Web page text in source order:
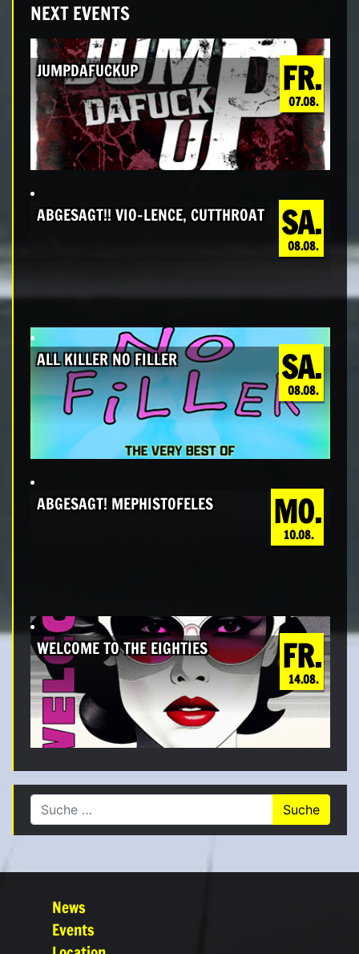
NEXT EVENTS
FR.
07.08.
JUMPDAFUCKUP
SA.
08.08.
ABGESAGT!! VIO-LENCE, CUTTHROAT
SA.
08.08.
ALL KILLER NO FILLER
MO.
10.08.
ABGESAGT! MEPHISTOFELES
FR.
14.08.
WELCOME TO THE EIGHTIES
Suche nach:
News
Events